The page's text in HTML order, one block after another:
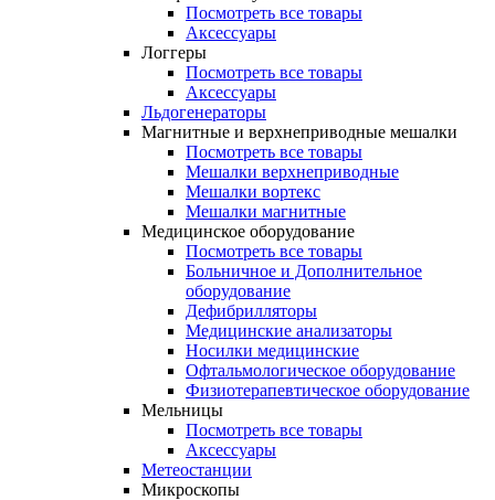
Посмотреть все товары
Аксессуары
Логгеры
Посмотреть все товары
Аксессуары
Льдогенераторы
Магнитные и верхнеприводные мешалки
Посмотреть все товары
Мешалки верхнеприводные
Мешалки вортекс
Мешалки магнитные
Медицинское оборудование
Посмотреть все товары
Больничное и Дополнительное
оборудование
Дефибрилляторы
Медицинские анализаторы
Носилки медицинские
Офтальмологическое оборудование
Физиотерапевтическое оборудование
Мельницы
Посмотреть все товары
Аксессуары
Метеостанции
Микроскопы